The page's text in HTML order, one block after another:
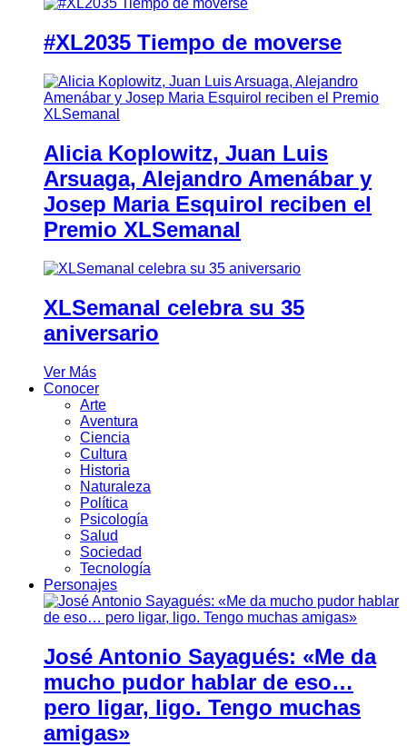
#XL2035 Tiempo de moverse
Alicia Koplowitz, Juan Luis
Arsuaga, Alejandro Amenábar y
Josep Maria Esquirol reciben el
Premio XLSemanal
XLSemanal celebra su 35
aniversario
Ver Más
Conocer
Arte
Aventura
Ciencia
Cultura
Historia
Naturaleza
Política
Psicología
Salud
Sociedad
Tecnología
Personajes
José Antonio Sayagués: «Me da
mucho pudor hablar de eso…
pero ligar, ligo. Tengo muchas
amigas»